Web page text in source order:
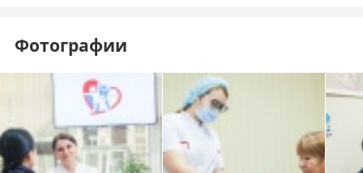
Фотографии